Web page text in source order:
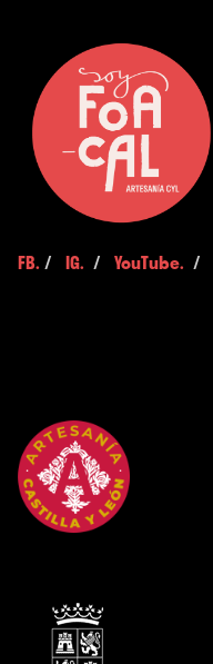
FB. / IG. / YouTube. /